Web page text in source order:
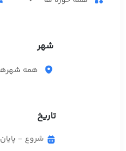
شهر
تاریخ
شروع - پایان